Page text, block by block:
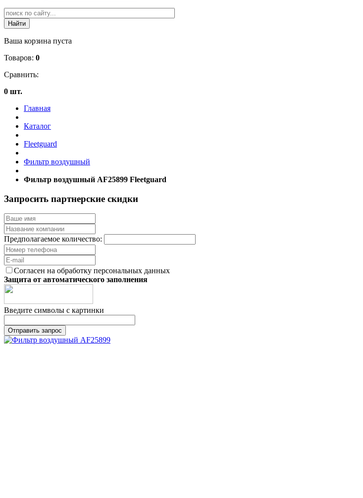
Ваша корзина пуста
Товаров: 0
Сравнить:
0 шт.
Главная
Каталог
Fleetguard
Фильтр воздушный
Фильтр воздушный AF25899 Fleetguard
Запросить партнерские скидки
Предполагаемое количество:
Согласен на обработку персональных данных
Защита от автоматического заполнения
Введите символы с картинки